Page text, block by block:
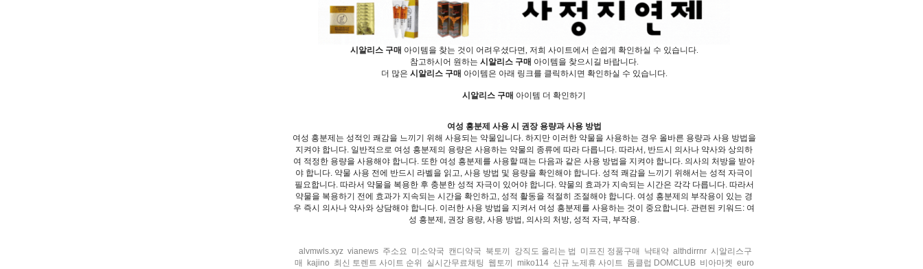
시알리스 구매 아이템을 찾는 것이 어려우셨다면, 저희 사이트에서 손쉽게 확인하실 수 있습니다.
참고하시어 원하는 시알리스 구매 아이템을 찾으시길 바랍니다.
더 많은 시알리스 구매 아이템은 아래 링크를 클릭하시면 확인하실 수 있습니다.
시알리스 구매 아이템 더 확인하기
여성 흥분제 사용 시 권장 용량과 사용 방법
여성 흥분제는 성적인 쾌감을 느끼기 위해 사용되는 약물입니다. 하지만 이러한 약물을 사용하는 경우 올바른 용량과 사용 방법을
지켜야 합니다. 일반적으로 여성 흥분제의 용량은 사용하는 약물의 종류에 따라 다릅니다. 따라서, 반드시 의사나 약사와 상의하
여 적정한 용량을 사용해야 합니다. 또한 여성 흥분제를 사용할 때는 다음과 같은 사용 방법을 지켜야 합니다. 의사의 처방을 받아
야 합니다. 약물 사용 전에 반드시 라벨을 읽고, 사용 방법 및 용량을 확인해야 합니다. 성적 쾌감을 느끼기 위해서는 성적 자극이
필요합니다. 따라서 약물을 복용한 후 충분한 성적 자극이 있어야 합니다. 약물의 효과가 지속되는 시간은 각각 다릅니다. 따라서
약물을 복용하기 전에 효과가 지속되는 시간을 확인하고, 성적 활동을 적절히 조절해야 합니다. 여성 흥분제의 부작용이 있는 경
우 즉시 의사나 약사와 상담해야 합니다. 이러한 사용 방법을 지켜서 여성 흥분제를 사용하는 것이 중요합니다. 관련된 키워드: 여
성 흥분제, 권장 용량, 사용 방법, 의사의 처방, 성적 자극, 부작용.
alvmwls.xyz vianews 주소요 미소약국 캔디약국 북토끼 강직도 올리는 법 미프진 정품구매 낙태약 althdirrnr 시알리스구
매
kajino 최신 토렌트 사이트 순위 실시간무료채팅 웹토끼 miko114 신규 노제휴 사이트 돔클럽 DOMCLUB 비아마켓 euro